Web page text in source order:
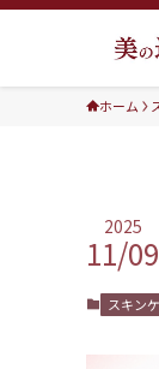
ホーム
2025
11/09
スキン